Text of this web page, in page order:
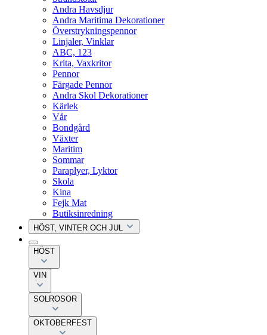
Andra Havsdjur
Andra Maritima Dekorationer
Överstrykningspennor
Linjaler, Vinklar
ABC, 123
Krita, Vaxkritor
Pennor
Färgade Pennor
Andra Skol Dekorationer
Kärlek
Vår
Bondgård
Växter
Maritim
Sommar
Paraplyer, Lyktor
Skola
Kina
Fejk Mat
Butiksinredning
HÖST, VINTER OCH JUL
HÖST
VIN
SOLROSOR
OKTOBERFEST